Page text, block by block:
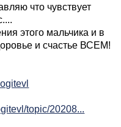
что чувствует
этого мальчика и в
и счастье ВСЕМ!
topic/20208...